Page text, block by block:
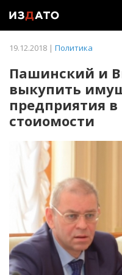
19.12.2018 | Политика
Пашинский и
выкупить
предприятия в
стоиомости